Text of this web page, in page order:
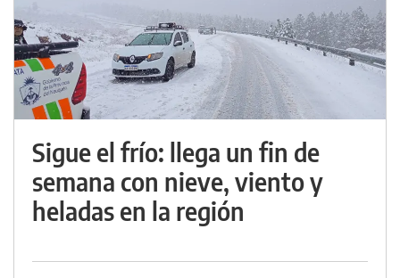
Sigue el frío: llega un fin de
semana con nieve, viento y
heladas en la región